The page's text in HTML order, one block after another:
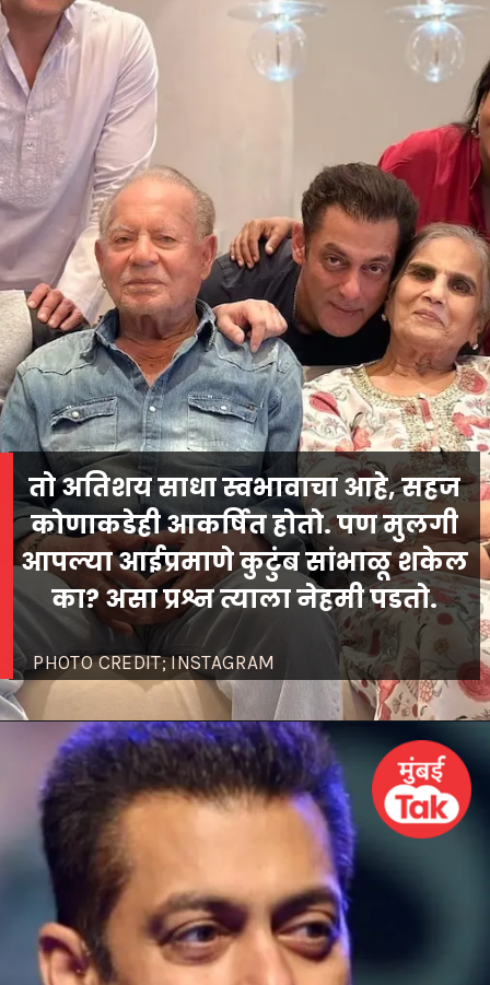
PHOTO CREDIT; INSTAGRAM
तो अतिशय साधा स्वभावाचा आहे, सहज
कोणाकडेही आकर्षित होतो. पण मुलगी
आपल्या आईप्रमाणे कुटुंब सांभाळू शकेल
का? असा प्रश्न त्याला नेहमी पडतो.